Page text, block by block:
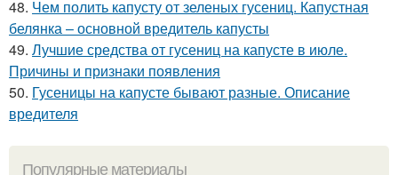
48. Чем полить капусту от зеленых гусениц. Капустная
белянка – основной вредитель капусты
49. Лучшие средства от гусениц на капусте в июле.
Причины и признаки появления
50. Гусеницы на капусте бывают разные. Описание
вредителя
Популярные материалы